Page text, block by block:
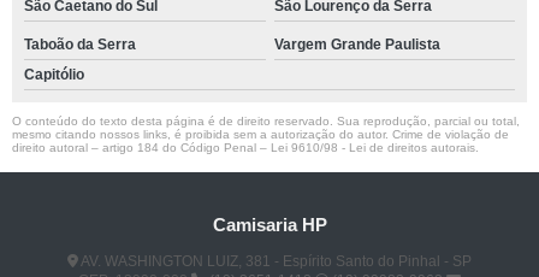
São Caetano do Sul São Lourenço da Serra
Taboão da Serra
Vargem Grande Paulista
Capitólio
O conteúdo do texto desta página é de direito reservado. Sua reprodução, parcial ou total,
mesmo citando nossos links, é proibida sem a autorização do autor. Crime de violação de
direito autoral – artigo 184 do Código Penal – Lei 9610/98 - Lei de direitos autorais
Camisaria HP
AV. WASHINGTON LUIZ, 381 - Espírito Santo do Pinhal - SP